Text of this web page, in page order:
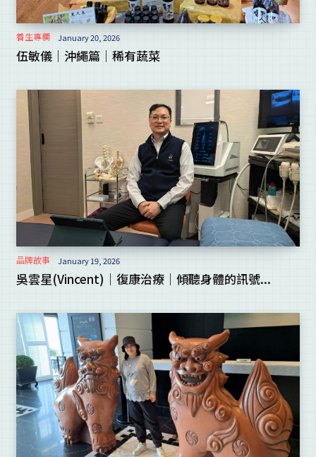
養生專欄 January 20, 2026
伍敏儀｜沖繩篇｜稀有蔬菜
品牌故事 January 19, 2026
吳雲星(Vincent)｜復康治療｜傾聽身體的訊號...